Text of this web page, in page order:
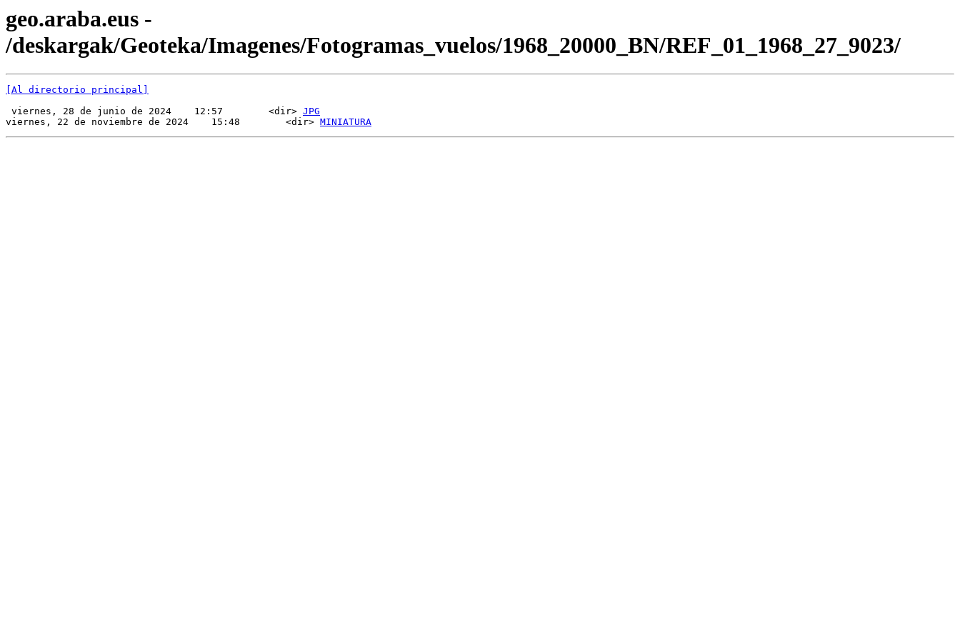
geo.araba.eus -
/deskargak/Geoteka/Imagenes/Fotogramas_vuelos/1968_20000_BN/REF_01_1968_27_9023/
[Al directorio principal]
viernes, 28 de junio de 2024    12:57        <dir> JPG
viernes, 22 de noviembre de 2024    15:48        <dir> MINIATURA